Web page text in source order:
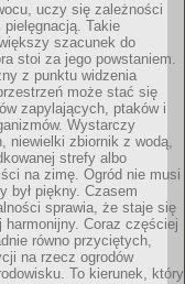
uczy się zależności
pielęgnacją. Takie
szacunek do
stoi za jego powstaniem.
z punktu widzenia
może stać się
zapylających, ptaków i
Wystarczy
niewielki zbiornik z wodą,
strefy albo
na zimę. Ogród nie musi
był piękny. Czasem
sprawia, że staje się
harmonijny. Coraz częściej
równo przyciętych,
na rzecz ogrodów
To kierunek, który